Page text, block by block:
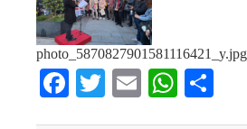
photo_5870827901581116421_y.jpg
Facebook
TwitterEmail